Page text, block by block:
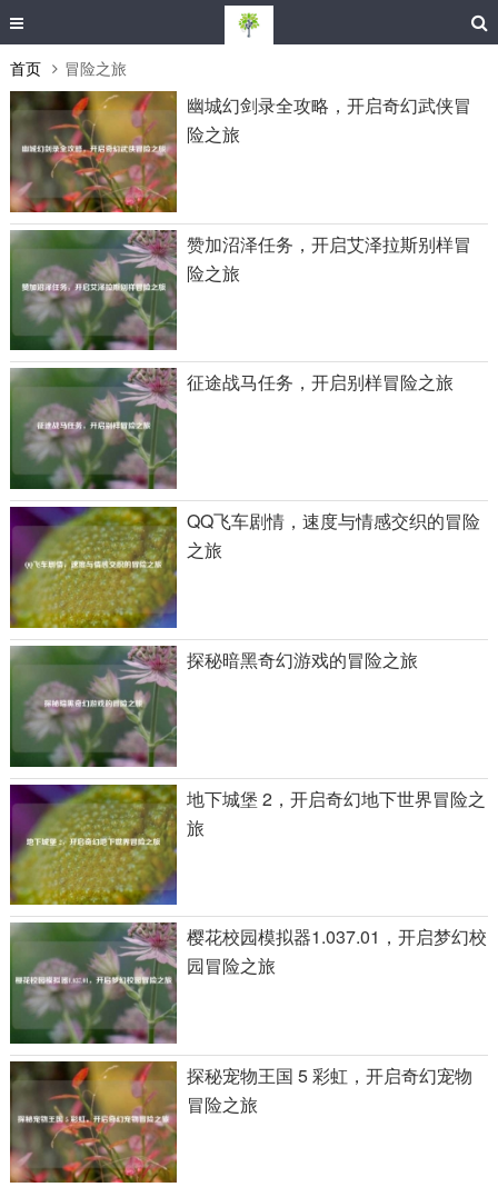
首页 冒险之旅
幽城幻剑录全攻略，开启奇幻武侠冒
险之旅
赞加沼泽任务，开启艾泽拉斯别样冒
险之旅
征途战马任务，开启别样冒险之旅
QQ飞车剧情，速度与情感交织的冒险
之旅
探秘暗黑奇幻游戏的冒险之旅
地下城堡 2，开启奇幻地下世界冒险之
旅
樱花校园模拟器1.037.01，开启梦幻校
园冒险之旅
探秘宠物王国 5 彩虹，开启奇幻宠物
冒险之旅